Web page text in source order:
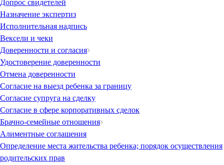
Допрос свидетелей
Назначение экспертиз
Исполнительная надпись
Вексели и чеки
Доверенности и согласия
Удостоверение доверенности
Отмена доверенности
Согласие на выезд ребенка за границу
Согласие супруга на сделку
Согласие в сфере корпоративных сделок
Брачно-семейные отношения
Алиментные соглашения
Определение места жительства ребенка; порядок осуществления
родительских прав